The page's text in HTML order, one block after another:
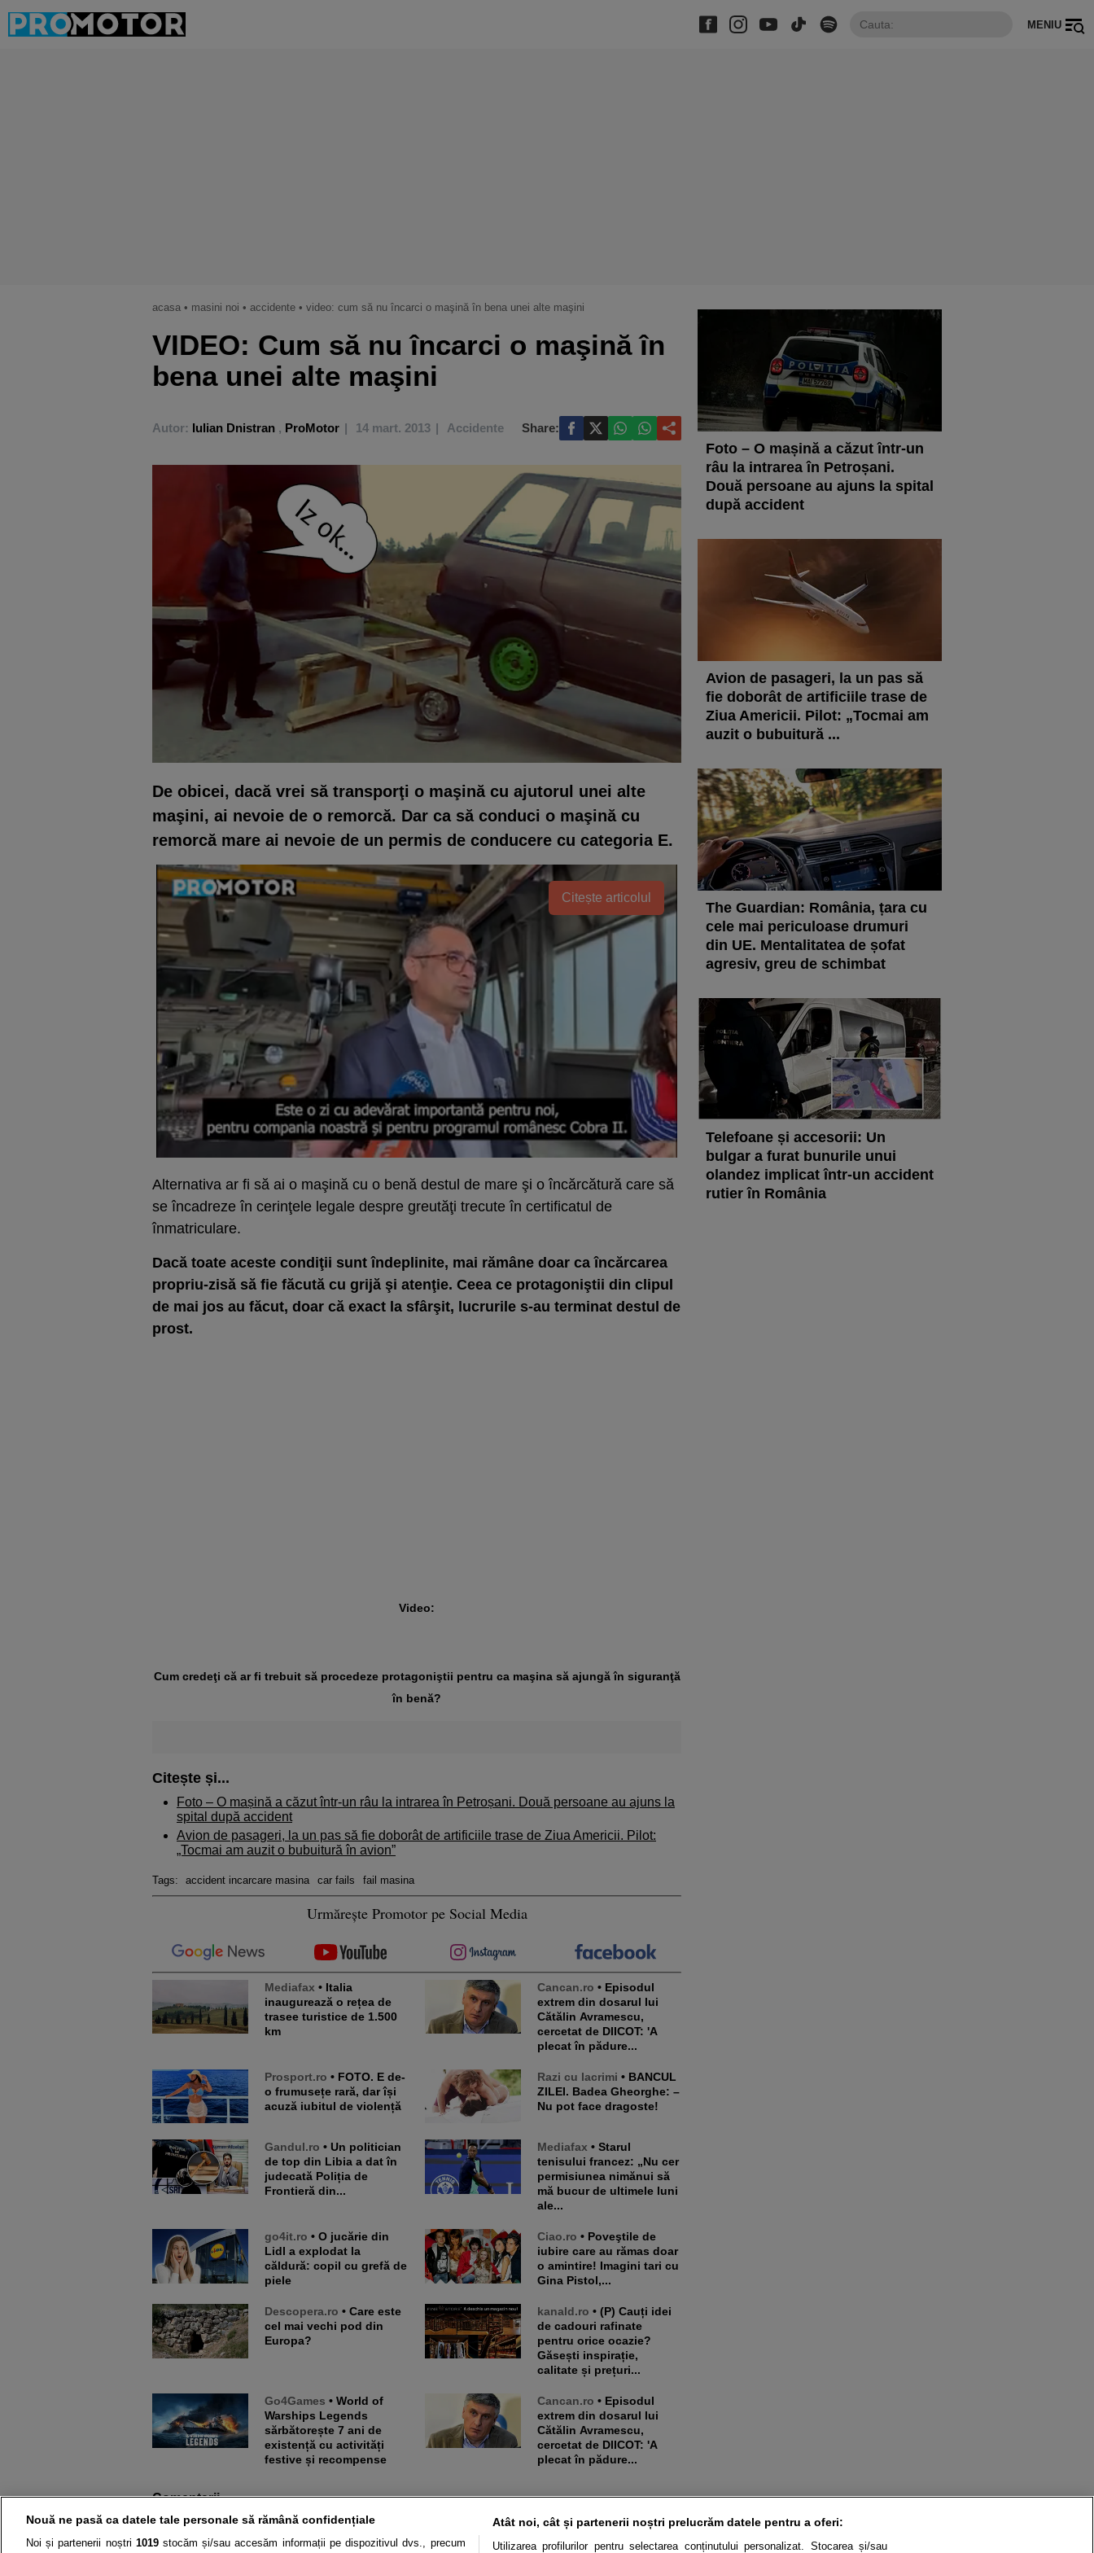
MENIU
acasa • masini noi • accidente • video: cum să nu încarci o maşină în bena unei alte maşini
VIDEO: Cum să nu încarci o maşină în
bena unei alte maşini
Autor: Iulian Dnistran , ProMotor 14 mart. 2013 Accidente Share:
De obicei, dacă vrei să transporţi o maşină cu ajutorul unei alte
maşini, ai nevoie de o remorcă. Dar ca să conduci o maşină cu
remorcă mare ai nevoie de un permis de conducere cu categoria E.
Citește articolul
Alternativa ar fi să ai o maşină cu o benă destul de mare şi o încărcătură care să
se încadreze în cerinţele legale despre greutăţi trecute în certificatul de
înmatriculare.
Dacă toate aceste condiţii sunt îndeplinite, mai rămâne doar ca încărcarea
propriu-zisă să fie făcută cu grijă şi atenţie. Ceea ce protagoniştii din clipul
de mai jos au făcut, doar că exact la sfârşit, lucrurile s-au terminat destul de
prost.
Video:
Cum credeţi că ar fi trebuit să procedeze protagoniştii pentru ca maşina să ajungă în siguranţă
în benă?
Citește și...
Foto – O mașină a căzut într-un râu la intrarea în Petroșani. Două persoane au ajuns la
spital după accident
Avion de pasageri, la un pas să fie doborât de artificiile trase de Ziua Americii. Pilot:
„Tocmai am auzit o bubuitură în avion”
Tags: accident incarcare masina car fails fail masina
Urmărește Promotor pe Social Media
Mediafax • Italia
inaugurează o rețea de
trasee turistice de 1.500
km
Cancan.ro • Episodul
extrem din dosarul lui
Cătălin Avramescu,
cercetat de DIICOT: 'A
plecat în pădure...
Prosport.ro • FOTO. E de-
o frumusețe rară, dar își
acuză iubitul de violență
Razi cu lacrimi • BANCUL
ZILEI. Badea Gheorghe: –
Nu pot face dragoste!
Gandul.ro • Un politician
de top din Libia a dat în
judecată Poliția de
Frontieră din...
Mediafax • Starul
tenisului francez: „Nu cer
permisiunea nimănui să
mă bucur de ultimele luni
ale...
go4it.ro • O jucărie din
Lidl a explodat la
căldură: copil cu grefă de
piele
Ciao.ro • Poveştile de
iubire care au rămas doar
o amintire! Imagini tari cu
Gina Pistol,...
Descopera.ro • Care este
cel mai vechi pod din
Europa?
kanald.ro • (P) Cauți idei
de cadouri rafinate
pentru orice ocazie?
Găsești inspirație,
calitate și prețuri...
Go4Games • World of
Warships Legends
sărbătorește 7 ani de
existență cu activități
festive și recompense
Cancan.ro • Episodul
extrem din dosarul lui
Cătălin Avramescu,
cercetat de DIICOT: 'A
plecat în pădure...
Comentarii
Foto – O mașină a căzut într-un
râu la intrarea în Petroșani.
Două persoane au ajuns la spital
după accident
Avion de pasageri, la un pas să
fie doborât de artificiile trase de
Ziua Americii. Pilot: „Tocmai am
auzit o bubuitură ...
The Guardian: România, țara cu
cele mai periculoase drumuri
din UE. Mentalitatea de șofat
agresiv, greu de schimbat
Telefoane și accesorii: Un
bulgar a furat bunurile unui
olandez implicat într-un accident
rutier în România
Nouă ne pasă ca datele tale personale să rămână confidențiale
Noi și partenerii noștri 1019stocăm și/sau accesăm informații pe dispozitivul dvs., precum
Atât noi, cât și partenerii noștri prelucrăm datele pentru a oferi:
Utilizarea profilurilor pentru selectarea conținutului personalizat. Stocarea și/sau